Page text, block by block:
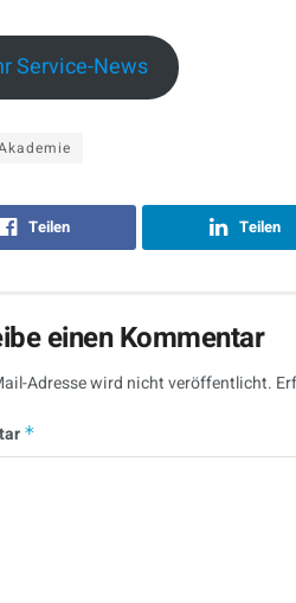
Service-News
Teilen Teilen
einen Kommentar
Adresse wird nicht veröffentlicht.
*